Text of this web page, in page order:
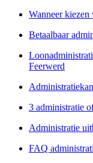
Wanneer
Betaalbaar
Feerwerd
3 administratie
Administratie
FAQ